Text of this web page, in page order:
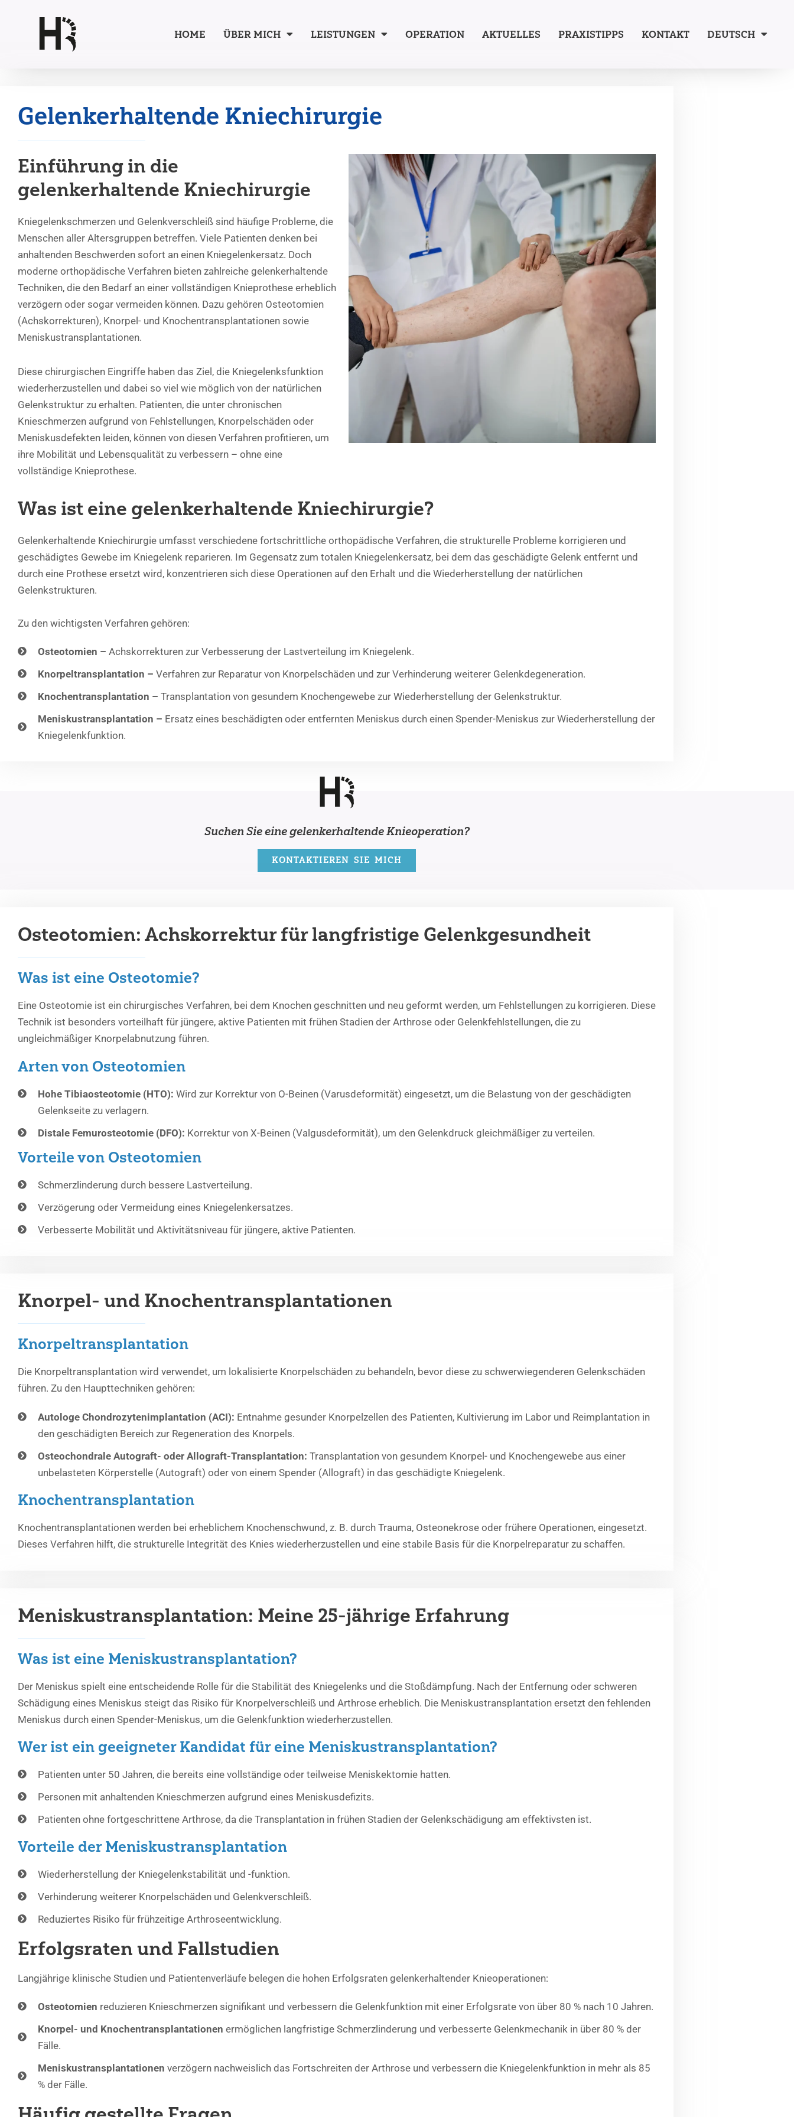
HOME ÜBER MICH LEISTUNGEN OPERATION AKTUELLES PRAXISTIPPS KONTAKT DEUTSCH
Gelenkerhaltende Kniechirurgie
Einführung in die
gelenkerhaltende Kniechirurgie
Kniegelenkschmerzen und Gelenkverschleiß sind häufige Probleme, die
Menschen aller Altersgruppen betreffen. Viele Patienten denken bei
anhaltenden Beschwerden sofort an einen Kniegelenkersatz. Doch
moderne orthopädische Verfahren bieten zahlreiche gelenkerhaltende
Techniken, die den Bedarf an einer vollständigen Knieprothese erheblich
verzögern oder sogar vermeiden können. Dazu gehören Osteotomien
(Achskorrekturen), Knorpel- und Knochentransplantationen sowie
Meniskustransplantationen.
Diese chirurgischen Eingriffe haben das Ziel, die Kniegelenksfunktion
wiederherzustellen und dabei so viel wie möglich von der natürlichen
Gelenkstruktur zu erhalten. Patienten, die unter chronischen
Knieschmerzen aufgrund von Fehlstellungen, Knorpelschäden oder
Meniskusdefekten leiden, können von diesen Verfahren profitieren, um
ihre Mobilität und Lebensqualität zu verbessern – ohne eine
vollständige Knieprothese.
Was ist eine gelenkerhaltende Kniechirurgie?
Gelenkerhaltende Kniechirurgie umfasst verschiedene fortschrittliche orthopädische Verfahren, die strukturelle Probleme korrigieren und
geschädigtes Gewebe im Kniegelenk reparieren. Im Gegensatz zum totalen Kniegelenkersatz, bei dem das geschädigte Gelenk entfernt und
durch eine Prothese ersetzt wird, konzentrieren sich diese Operationen auf den Erhalt und die Wiederherstellung der natürlichen
Gelenkstrukturen.
Zu den wichtigsten Verfahren gehören:
Osteotomien – Achskorrekturen zur Verbesserung der Lastverteilung im Kniegelenk.
Knorpeltransplantation – Verfahren zur Reparatur von Knorpelschäden und zur Verhinderung weiterer Gelenkdegeneration.
Knochentransplantation – Transplantation von gesundem Knochengewebe zur Wiederherstellung der Gelenkstruktur.
Meniskustransplantation – Ersatz eines beschädigten oder entfernten Meniskus durch einen Spender-Meniskus zur Wiederherstellung der
Kniegelenkfunktion.
Suchen Sie eine gelenkerhaltende Knieoperation?
KONTAKTIEREN SIE MICH
Osteotomien: Achskorrektur für langfristige Gelenkgesundheit
Was ist eine Osteotomie?
Eine Osteotomie ist ein chirurgisches Verfahren, bei dem Knochen geschnitten und neu geformt werden, um Fehlstellungen zu korrigieren. Diese
Technik ist besonders vorteilhaft für jüngere, aktive Patienten mit frühen Stadien der Arthrose oder Gelenkfehlstellungen, die zu
ungleichmäßiger Knorpelabnutzung führen.
Arten von Osteotomien
Hohe Tibiaosteotomie (HTO): Wird zur Korrektur von O-Beinen (Varusdeformität) eingesetzt, um die Belastung von der geschädigten
Gelenkseite zu verlagern.
Distale Femurosteotomie (DFO): Korrektur von X-Beinen (Valgusdeformität), um den Gelenkdruck gleichmäßiger zu verteilen.
Vorteile von Osteotomien
Schmerzlinderung durch bessere Lastverteilung.
Verzögerung oder Vermeidung eines Kniegelenkersatzes.
Verbesserte Mobilität und Aktivitätsniveau für jüngere, aktive Patienten.
Knorpel- und Knochentransplantationen
Knorpeltransplantation
Die Knorpeltransplantation wird verwendet, um lokalisierte Knorpelschäden zu behandeln, bevor diese zu schwerwiegenderen Gelenkschäden
führen. Zu den Haupttechniken gehören:
Autologe Chondrozytenimplantation (ACI): Entnahme gesunder Knorpelzellen des Patienten, Kultivierung im Labor und Reimplantation in
den geschädigten Bereich zur Regeneration des Knorpels.
Osteochondrale Autograft- oder Allograft-Transplantation: Transplantation von gesundem Knorpel- und Knochengewebe aus einer
unbelasteten Körperstelle (Autograft) oder von einem Spender (Allograft) in das geschädigte Kniegelenk.
Knochentransplantation
Knochentransplantationen werden bei erheblichem Knochenschwund, z. B. durch Trauma, Osteonekrose oder frühere Operationen, eingesetzt.
Dieses Verfahren hilft, die strukturelle Integrität des Knies wiederherzustellen und eine stabile Basis für die Knorpelreparatur zu schaffen.
Meniskustransplantation: Meine 25-jährige Erfahrung
Was ist eine Meniskustransplantation?
Der Meniskus spielt eine entscheidende Rolle für die Stabilität des Kniegelenks und die Stoßdämpfung. Nach der Entfernung oder schweren
Schädigung eines Meniskus steigt das Risiko für Knorpelverschleiß und Arthrose erheblich. Die Meniskustransplantation ersetzt den fehlenden
Meniskus durch einen Spender-Meniskus, um die Gelenkfunktion wiederherzustellen.
Wer ist ein geeigneter Kandidat für eine Meniskustransplantation?
Patienten unter 50 Jahren, die bereits eine vollständige oder teilweise Meniskektomie hatten.
Personen mit anhaltenden Knieschmerzen aufgrund eines Meniskusdefizits.
Patienten ohne fortgeschrittene Arthrose, da die Transplantation in frühen Stadien der Gelenkschädigung am effektivsten ist.
Vorteile der Meniskustransplantation
Wiederherstellung der Kniegelenkstabilität und -funktion.
Verhinderung weiterer Knorpelschäden und Gelenkverschleiß.
Reduziertes Risiko für frühzeitige Arthroseentwicklung.
Erfolgsraten und Fallstudien
Langjährige klinische Studien und Patientenverläufe belegen die hohen Erfolgsraten gelenkerhaltender Knieoperationen:
Osteotomien reduzieren Knieschmerzen signifikant und verbessern die Gelenkfunktion mit einer Erfolgsrate von über 80 % nach 10 Jahren.
Knorpel- und Knochentransplantationen ermöglichen langfristige Schmerzlinderung und verbesserte Gelenkmechanik in über 80 % der
Fälle.
Meniskustransplantationen verzögern nachweislich das Fortschreiten der Arthrose und verbessern die Kniegelenkfunktion in mehr als 85
% der Fälle.